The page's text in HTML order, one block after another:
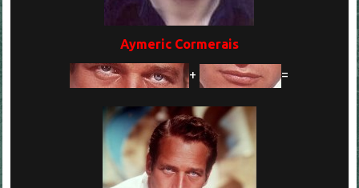
Aymeric Cormerais
+ =